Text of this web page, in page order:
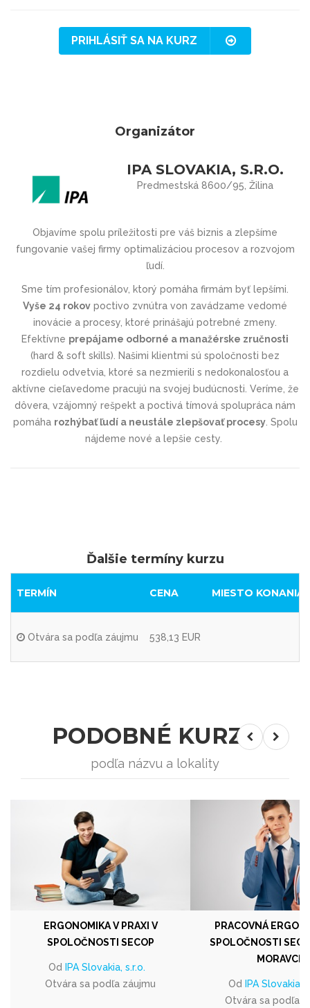
PRIHLÁSIŤ SA NA KURZ
Organizátor
IPA SLOVAKIA, S.R.O.
Predmestská 8600/95, Žilina
Objavíme spolu príležitosti pre váš biznis a zlepšíme
fungovanie vašej firmy optimalizáciou procesov a rozvojom
ľudí.
Sme tím profesionálov, ktorý pomáha firmám byť lepšími.
Vyše 24 rokov poctivo zvnútra von zavádzame vedomé
inovácie a procesy, ktoré prinášajú potrebné zmeny.
Efektívne prepájame odborné a manažérske zručnosti
(hard & soft skills). Našimi klientmi sú spoločnosti bez
rozdielu odvetvia, ktoré sa nezmierili s nedokonalosťou a
aktívne cieľavedome pracujú na svojej budúcnosti. Veríme, že
dôvera, vzájomný rešpekt a poctivá tímová spolupráca nám
pomáha rozhýbať ľudí a neustále zlepšovať procesy. Spolu
nájdeme nové a lepšie cesty.
Ďalšie termíny kurzu
TERMÍN CENA MIESTO KONANIA
Otvára sa podľa záujmu 538,13 EUR
PODOBNÉ KURZY
podľa názvu a lokality
ERGONOMIKA V PRAXI V
SPOLOČNOSTI SECOP
Od IPA Slovakia, s.r.o.
Otvára sa podľa záujmu
PRACOVNÁ
SPOLOČNOSTI
MORAVCE
Od IPA Slovakia,
Otvára sa podľa